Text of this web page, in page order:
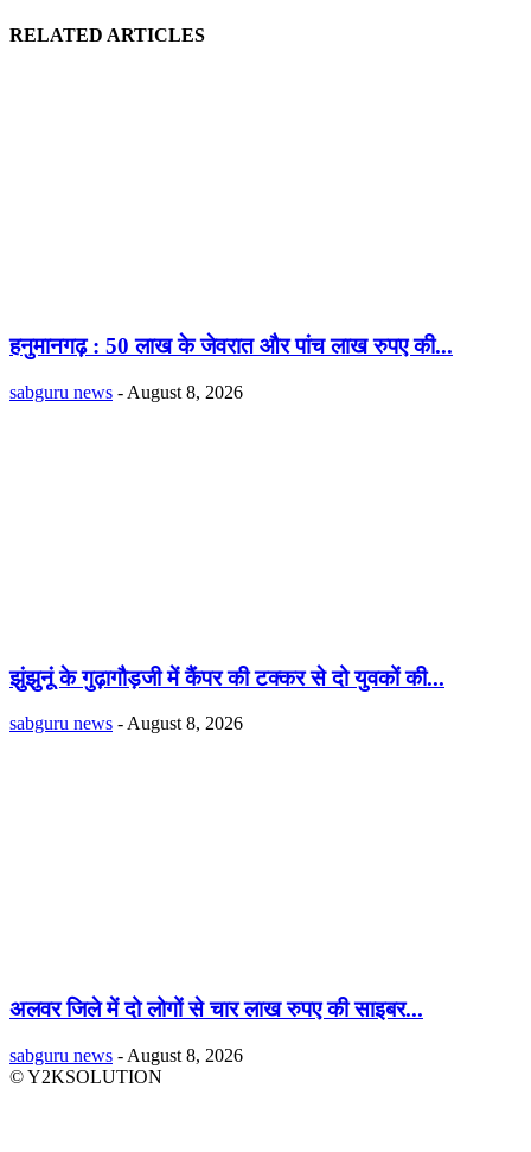
RELATED ARTICLES
हनुमानगढ़ : 50 लाख के जेवरात और पांच लाख रुपए की...
sabguru news - August 8, 2026
झुंझुनूं के गुढ़ागौड़जी में कैंपर की टक्कर से दो युवकों की...
sabguru news - August 8, 2026
अलवर जिले में दो लोगों से चार लाख रुपए की साइबर...
sabguru news - August 8, 2026
© Y2KSOLUTION